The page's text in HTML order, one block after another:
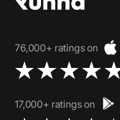
76,000+ ratings on
17,000+ ratings on